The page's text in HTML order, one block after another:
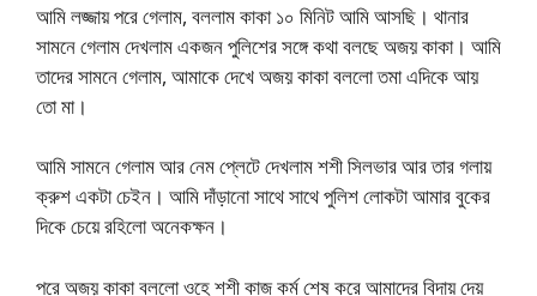
আমি লজ্জায় পরে গেলাম, বললাম কাকা ১০ মিনিট আমি আসছি। থানার
সামনে গেলাম দেখলাম একজন পুলিশের সঙ্গে কথা বলছে অজয় কাকা। আমি
তাদের সামনে গেলাম, আমাকে দেখে অজয় কাকা বললো তমা এদিকে আয়
তো মা।
আমি সামনে গেলাম আর নেম প্লেটে দেখলাম শশী সিলভার আর তার গলায়
ক্রুশ একটা চেইন। আমি দাঁড়ানো সাথে সাথে পুলিশ লোকটা আমার বুকের
দিকে চেয়ে রহিলো অনেকক্ষন।
পরে অজয় কাকা বললো ওহে শশী কাজ কর্ম শেষ করে আমাদের বিদায় দেয়